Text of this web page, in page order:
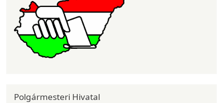
Polgármesteri Hivatal